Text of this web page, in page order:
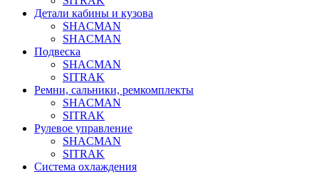
Детали кабины и кузова
SHACMAN
SHACMAN
Подвеска
SHACMAN
SITRAK
Ремни, сальники, ремкомплекты
SHACMAN
SITRAK
Рулевое управление
SHACMAN
SITRAK
Система охлаждения